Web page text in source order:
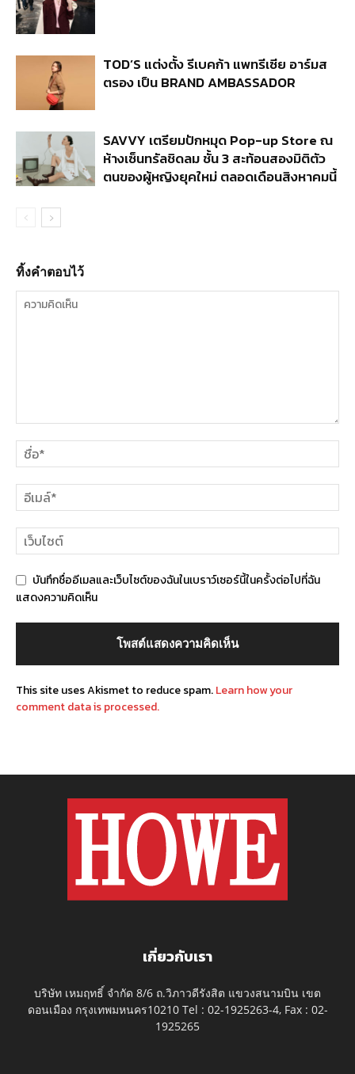
TOD’S แต่งตั้ง รีเบคก้า แพทรีเซีย อาร์มส
ตรอง เป็น BRAND AMBASSADOR
SAVVY เตรียมปักหมุด Pop-up Store ณ
ห้างเซ็นทรัลชิดลม ชั้น 3 สะท้อนสองมิติตัว
ตนของผู้หญิงยุคใหม่ ตลอดเดือนสิงหาคมนี้
ทิ้งคำตอบไว้
บันทึกชื่ออีเมลและเว็บไซต์ของฉันในเบราว์เซอร์นี้ในครั้งต่อไปที่ฉัน
แสดงความคิดเห็น
This site uses Akismet to reduce spam.Learn how your
comment data is processed.
เกี่ยวกับเรา
บริษัท เหมฤทธิ์ จำกัด 8/6 ถ.วิภาวดีรังสิต แขวงสนามบิน เขต
ดอนเมือง กรุงเทพมหนคร10210 Tel : 02-1925263-4, Fax : 02-
1925265